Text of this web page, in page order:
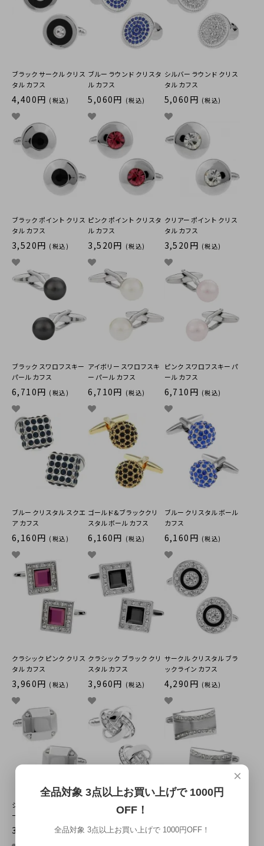
ブラック サークル クリス
タル カフス
4,400円 (税込)
ブルー ラウンド クリスタ
ル カフス
5,060円 (税込)
シルバー ラウンド クリス
タル カフス
5,060円 (税込)
ブラック ポイント クリス
タル カフス
3,520円 (税込)
ピンク ポイント クリスタ
ル カフス
3,520円 (税込)
クリアー ポイント クリス
タル カフス
3,520円 (税込)
ブラック スワロフスキー
パール カフス
6,710円 (税込)
アイボリー スワロフスキ
ー パール カフス
6,710円 (税込)
ピンク スワロフスキー パ
ール カフス
6,710円 (税込)
ブルー クリスタル スクエ
ア カフス
6,160円 (税込)
ゴールド&ブラッククリ
スタル ボール カフス
6,160円 (税込)
ブルー クリスタル ボール
カフス
6,160円 (税込)
クラシック ピンク クリス
タル カフス
3,960円 (税込)
クラシック ブラック クリ
スタル カフス
3,960円 (税込)
サークル クリスタル ブラ
ックライン カフス
4,290円 (税込)
シンプル クリスタル 4コ
ーナー カフス
3,630円 (税込)
シルバー クリスタル ノッ
4,510円 (税込) 3,630円 (税込)
×
全品対象 3点以上お買い上げで 1000円
OFF！
全品対象 3点以上お買い上げで 1000円OFF！